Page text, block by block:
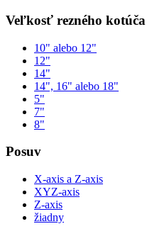
Veľkosť rezného kotúča
10" alebo 12"
12"
14"
14", 16" alebo 18"
5"
7"
8"
Posuv
X-axis a Z-axis
XYZ-axis
Z-axis
žiadny